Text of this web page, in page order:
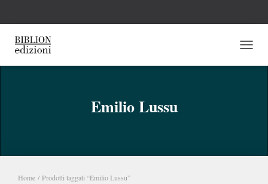
Emilio Lussu
Home / Prodotti taggati “Emilio Lussu”